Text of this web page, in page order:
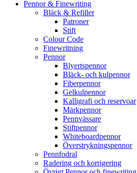
Pennor & Finewriting
Bläck & Refiller
Patroner
Stift
Colour Code
Finewritning
Pennor
Blyertspennor
Bläck- och kulpennor
Fiberpennor
Gelkulpennor
Kalligrafi och reservoar
Märkpennor
Pennvässare
Stiftpennor
Whiteboardpennor
Överstrykningspennor
Pennfodral
Radering och korrigering